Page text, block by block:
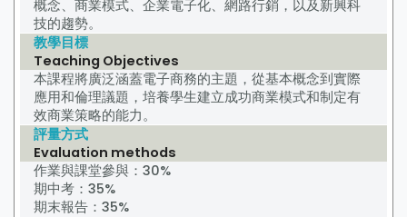
概念、商業模式、企業電子化、網路行銷，以及新興科
技的趨勢。
教學目標
Teaching Objectives
本課程將廣泛涵蓋電子商務的主題，從基本概念到實際
應用和倫理議題，培養學生建立成功商業模式和制定有
效商業策略的能力。
評量方式
Evaluation methods
作業與課堂參與：30%
期中考：35%
期末報告：35%